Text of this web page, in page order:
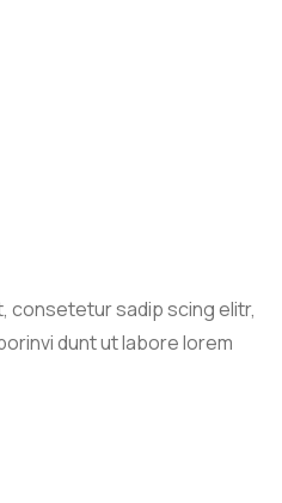
consetetur sadip scing elitr,
dunt ut labore lorem